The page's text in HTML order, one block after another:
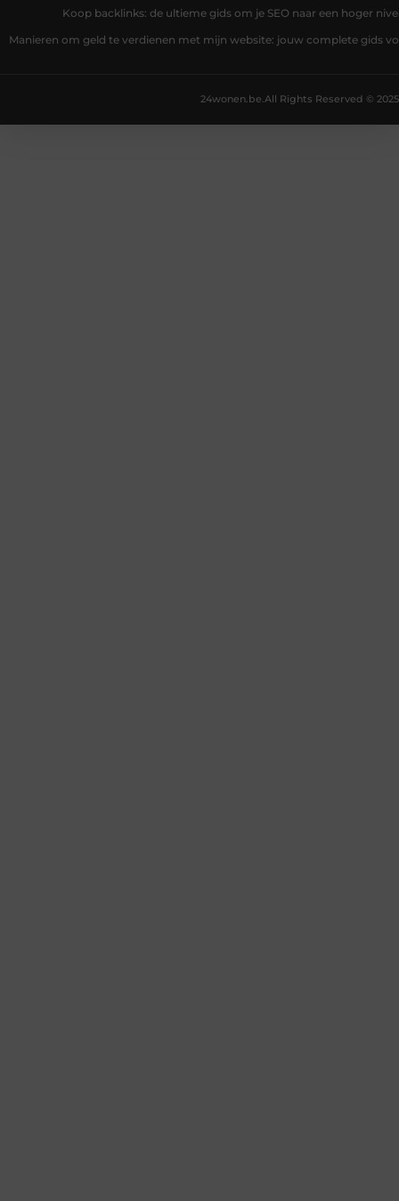
Koop backlinks: de ultieme gids om je SEO naar een hoger
Manieren om geld te verdienen met mijn website: jouw complete gids
All Rights Reserved © 2025
24wonen.be.